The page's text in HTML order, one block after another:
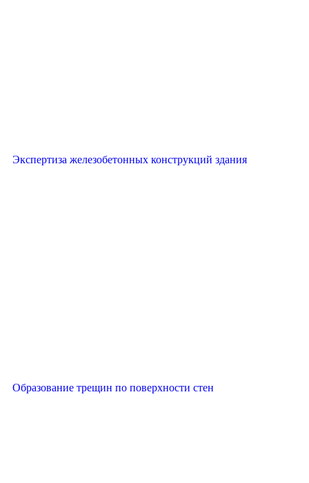
Экспертиза железобетонных конструкций здания
Образование трещин по поверхности стен